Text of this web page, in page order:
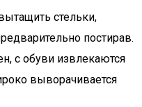
стельки,
постирав.
с обуви извлекаются
выворачивается